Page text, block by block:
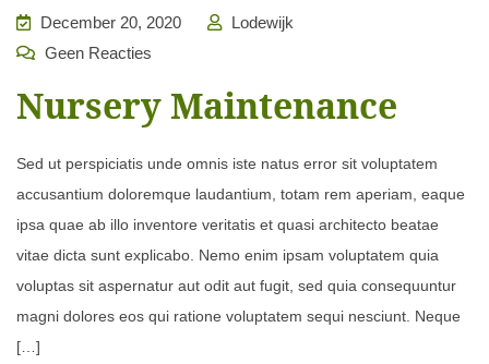
December 20, 2020
Lodewijk
Geen Reacties
Nursery Maintenance
Sed ut perspiciatis unde omnis iste natus error sit voluptatem
accusantium doloremque laudantium, totam rem aperiam, eaque
ipsa quae ab illo inventore veritatis et quasi architecto beatae
vitae dicta sunt explicabo. Nemo enim ipsam voluptatem quia
voluptas sit aspernatur aut odit aut fugit, sed quia consequuntur
magni dolores eos qui ratione voluptatem sequi nesciunt. Neque
[…]